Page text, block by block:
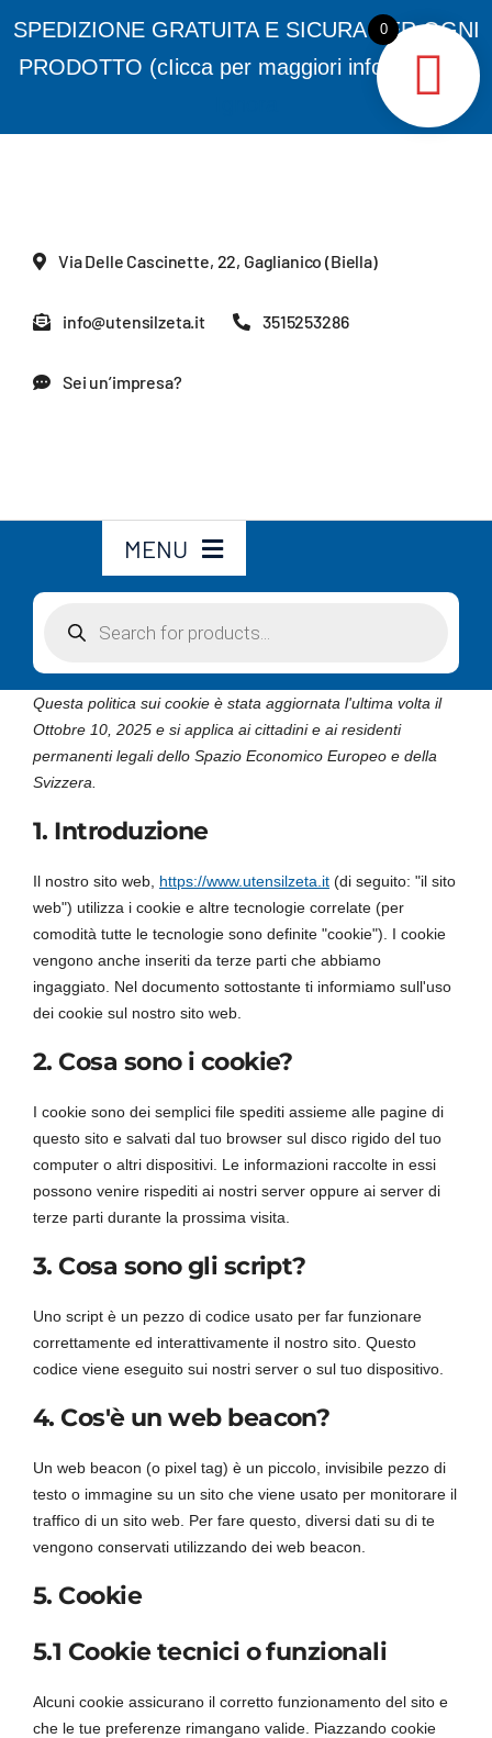
SPEDIZIONE GRATUITA E SICURA PER OGNI
PRODOTTO (cIicca per maggiori informazioni)
content
Apr 30:ATTENZIONE: TRUFFA PISTOLE LASER
 
Via Delle Cascinette, 22, Gaglianico (Biella)
info@utensilzeta.it 3515253286
Sei un’impresa?
MENU
Home
Chi siamo
Utensili
Accessori
Servizi
Account
search
Questa politica sui cookie è stata aggiornata l'ultima volta il
Ottobre 10, 2025 e si applica ai cittadini e ai residenti
permanenti legali dello Spazio Economico Europeo e della
Svizzera.
1. Introduzione
Il nostro sito web, https://www.utensilzeta.it (di seguito: "il sito
web") utilizza i cookie e altre tecnologie correlate (per
comodità tutte le tecnologie sono definite "cookie"). I cookie
vengono anche inseriti da terze parti che abbiamo
ingaggiato. Nel documento sottostante ti informiamo sull'uso
dei cookie sul nostro sito web.
2. Cosa sono i cookie?
I cookie sono dei semplici file spediti assieme alle pagine di
questo sito e salvati dal tuo browser sul disco rigido del tuo
computer o altri dispositivi. Le informazioni raccolte in essi
possono venire rispediti ai nostri server oppure ai server di
terze parti durante la prossima visita.
3. Cosa sono gli script?
Uno script è un pezzo di codice usato per far funzionare
correttamente ed interattivamente il nostro sito. Questo
codice viene eseguito sui nostri server o sul tuo dispositivo.
4. Cos'è un web beacon?
Un web beacon (o pixel tag) è un piccolo, invisibile pezzo di
testo o immagine su un sito che viene usato per monitorare il
traffico di un sito web. Per fare questo, diversi dati su di te
vengono conservati utilizzando dei web beacon.
5. Cookie
5.1 Cookie tecnici o funzionali
Alcuni cookie assicurano il corretto funzionamento del sito e
che le tue preferenze rimangano valide. Piazzando cookie
0